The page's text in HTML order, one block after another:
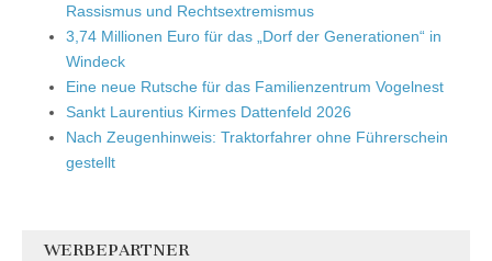
Rassismus und Rechtsextremismus
3,74 Millionen Euro für das „Dorf der Generationen“ in
Windeck
Eine neue Rutsche für das Familienzentrum Vogelnest
Sankt Laurentius Kirmes Dattenfeld 2026
Nach Zeugenhinweis: Traktorfahrer ohne Führerschein
gestellt
WERBEPARTNER